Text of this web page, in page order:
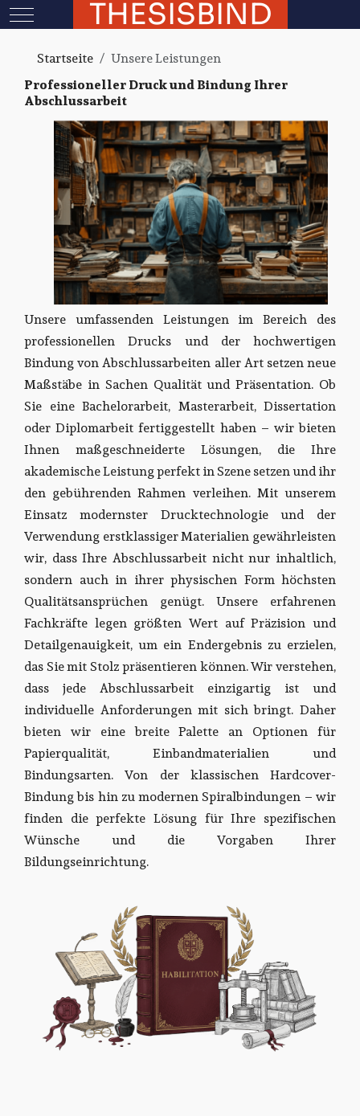
Mobile Menu ToggleTHESISBIND
Startseite
Unsere Leistungen
Professioneller Druck und Bindung Ihrer
Abschlussarbeit
Unsere umfassenden Leistungen im Bereich des
professionellen Drucks und der hochwertigen
Bindung von Abschlussarbeiten aller Art setzen neue
Maßstäbe in Sachen Qualität und Präsentation. Ob
Sie eine Bachelorarbeit, Masterarbeit, Dissertation
oder Diplomarbeit fertiggestellt haben – wir bieten
Ihnen maßgeschneiderte Lösungen, die Ihre
akademische Leistung perfekt in Szene setzen und ihr
den gebührenden Rahmen verleihen. Mit unserem
Einsatz modernster Drucktechnologie und der
Verwendung erstklassiger Materialien gewährleisten
wir, dass Ihre Abschlussarbeit nicht nur inhaltlich,
sondern auch in ihrer physischen Form höchsten
Qualitätsansprüchen genügt. Unsere erfahrenen
Fachkräfte legen größten Wert auf Präzision und
Detailgenauigkeit, um ein Endergebnis zu erzielen,
das Sie mit Stolz präsentieren können. Wir verstehen,
dass jede Abschlussarbeit einzigartig ist und
individuelle Anforderungen mit sich bringt. Daher
bieten wir eine breite Palette an Optionen für
Papierqualität, Einbandmaterialien und
Bindungsarten. Von der klassischen Hardcover-
Bindung bis hin zu modernen Spiralbindungen – wir
finden die perfekte Lösung für Ihre spezifischen
Wünsche und die Vorgaben Ihrer
Bildungseinrichtung.